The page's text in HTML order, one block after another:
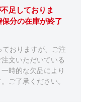
足しておりま
分の在庫が終了
おりますが、ご注
文いただいている
時的な欠品により
ご了承ください。